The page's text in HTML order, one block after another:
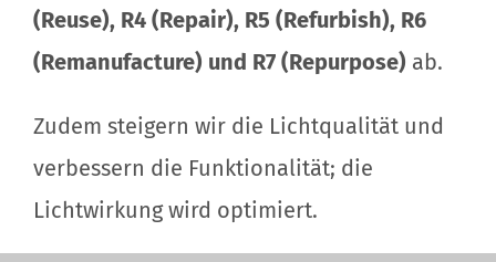
(Reuse), R4 (Repair), R5 (Refurbish), R6
(Remanufacture) und R7 (Repurpose) ab.
Zudem steigern wir die Lichtqualität und
verbessern die Funktionalität; die
Lichtwirkung wird optimiert.